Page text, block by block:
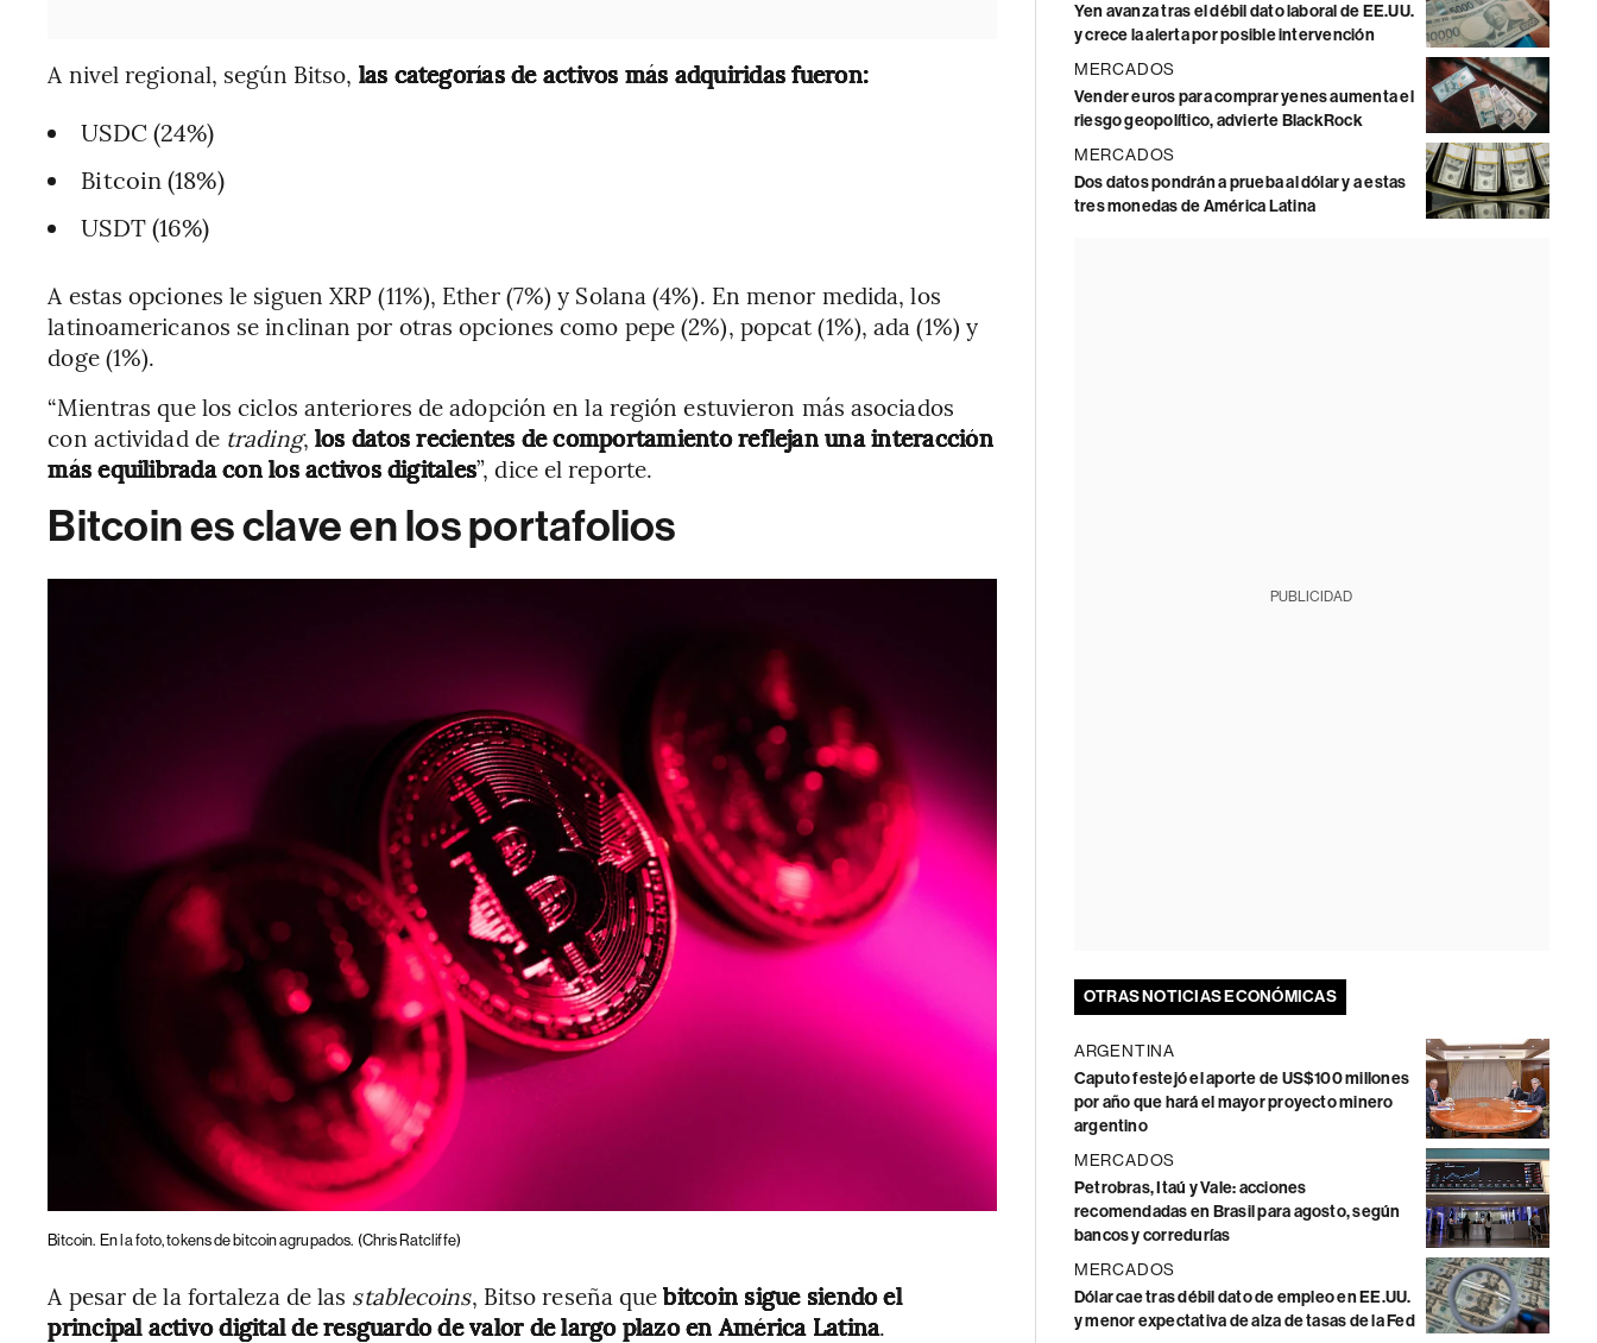
A nivel regional, según Bitso, las categorías de activos más adquiridas fueron:
USDC (24%)
Bitcoin (18%)
USDT (16%)
A estas opciones le siguen XRP (11%), Ether (7%) y Solana (4%). En menor medida, los
latinoamericanos se inclinan por otras opciones como pepe (2%), popcat (1%), ada (1%) y
doge (1%).
“Mientras que los ciclos anteriores de adopción en la región estuvieron más asociados
con actividad de trading, los datos recientes de comportamiento reflejan una interacción
más equilibrada con los activos digitales”, dice el reporte.
Bitcoin es clave en los portafolios
Bitcoin. En la foto, tokens de bitcoin agrupados. (Chris Ratcliffe)
A pesar de la fortaleza de las stablecoins, Bitso reseña quebitcoin sigue siendo el
principal activo digital de resguardo de valor de largo plazo en América Latina.
Yen avanza tras el débil dato laboral de EE.UU.
y crece la alerta por posible intervención
MERCADOS
Vender euros para comprar yenes aumenta el
riesgo geopolítico, advierte BlackRock
MERCADOS
Dos datos pondrán a prueba al dólar y a estas
tres monedas de América Latina
PUBLICIDAD
OTRAS NOTICIAS ECONÓMICAS
ARGENTINA
Caputo festejó el aporte de US$100 millones
por año que hará el mayor proyecto minero
argentino
MERCADOS
Petrobras, Itaú y Vale: acciones
recomendadas en Brasil para agosto, según
bancos y corredurías
MERCADOS
Dólar cae tras débil dato de empleo en EE.UU.
y menor expectativa de alza de tasas de la Fed